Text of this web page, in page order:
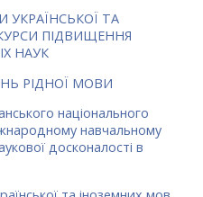
ТА
ПІДВИЩЕННЯ
НАУК
РІДНОЇ МОВИ
національного
навчальному
досконалості в